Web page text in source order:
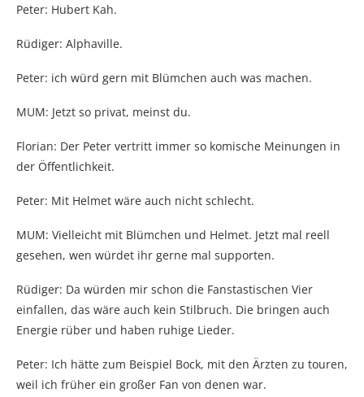
Peter: Hubert Kah.
Rüdiger: Alphaville.
Peter: ich würd gern mit Blümchen auch was machen.
MUM: Jetzt so privat, meinst du.
Florian: Der Peter vertritt immer so komische Meinungen in
der Öffentlichkeit.
Peter: Mit Helmet wäre auch nicht schlecht.
MUM: Vielleicht mit Blümchen und Helmet. Jetzt mal reell
gesehen, wen würdet ihr gerne mal supporten.
Rüdiger: Da würden mir schon die Fanstastischen Vier
einfallen, das wäre auch kein Stilbruch. Die bringen auch
Energie rüber und haben ruhige Lieder.
Peter: Ich hätte zum Beispiel Bock, mit den Ärzten zu touren,
weil ich früher ein großer Fan von denen war.